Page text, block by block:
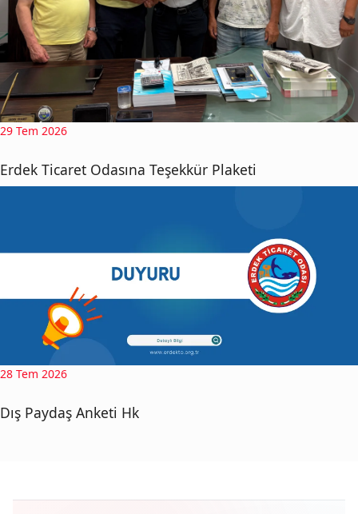
29 Tem 2026
Erdek Ticaret Odasına Teşekkür Plaketi
28 Tem 2026
Dış Paydaş Anketi Hk